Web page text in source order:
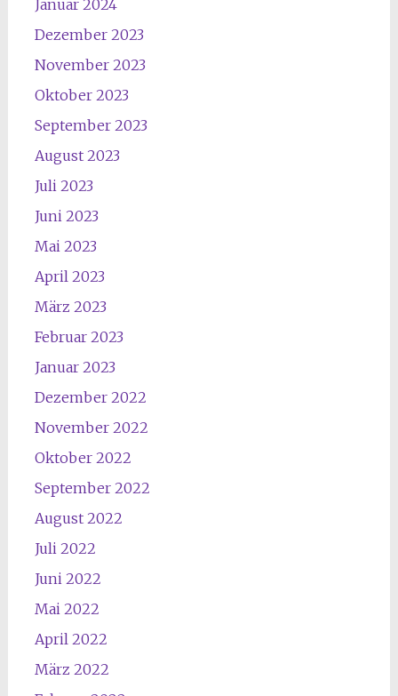
Januar 2024
Dezember 2023
November 2023
Oktober 2023
September 2023
August 2023
Juli 2023
Juni 2023
Mai 2023
April 2023
März 2023
Februar 2023
Januar 2023
Dezember 2022
November 2022
Oktober 2022
September 2022
August 2022
Juli 2022
Juni 2022
Mai 2022
April 2022
März 2022